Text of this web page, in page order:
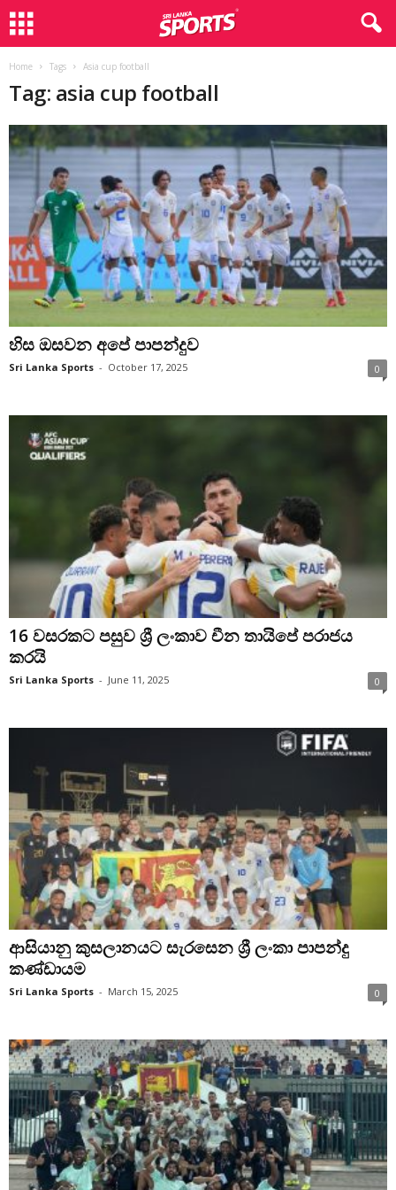
Home Tags Asia cup football
Tag: asia cup football
හිස ඔසවන අපේ පාපන්දුව
Sri Lanka Sports - October 17, 2025 0
16 වසරකට පසුව ශ්‍රී ලංකාව චීන තායිපේ පරාජය
කරයි
Sri Lanka Sports - June 11, 2025 0
ආසියානු කුසලානයට සැරසෙන ශ්‍රී ලංකා පාපන්දු
කණ්ඩායම
Sri Lanka Sports - March 15, 2025 0